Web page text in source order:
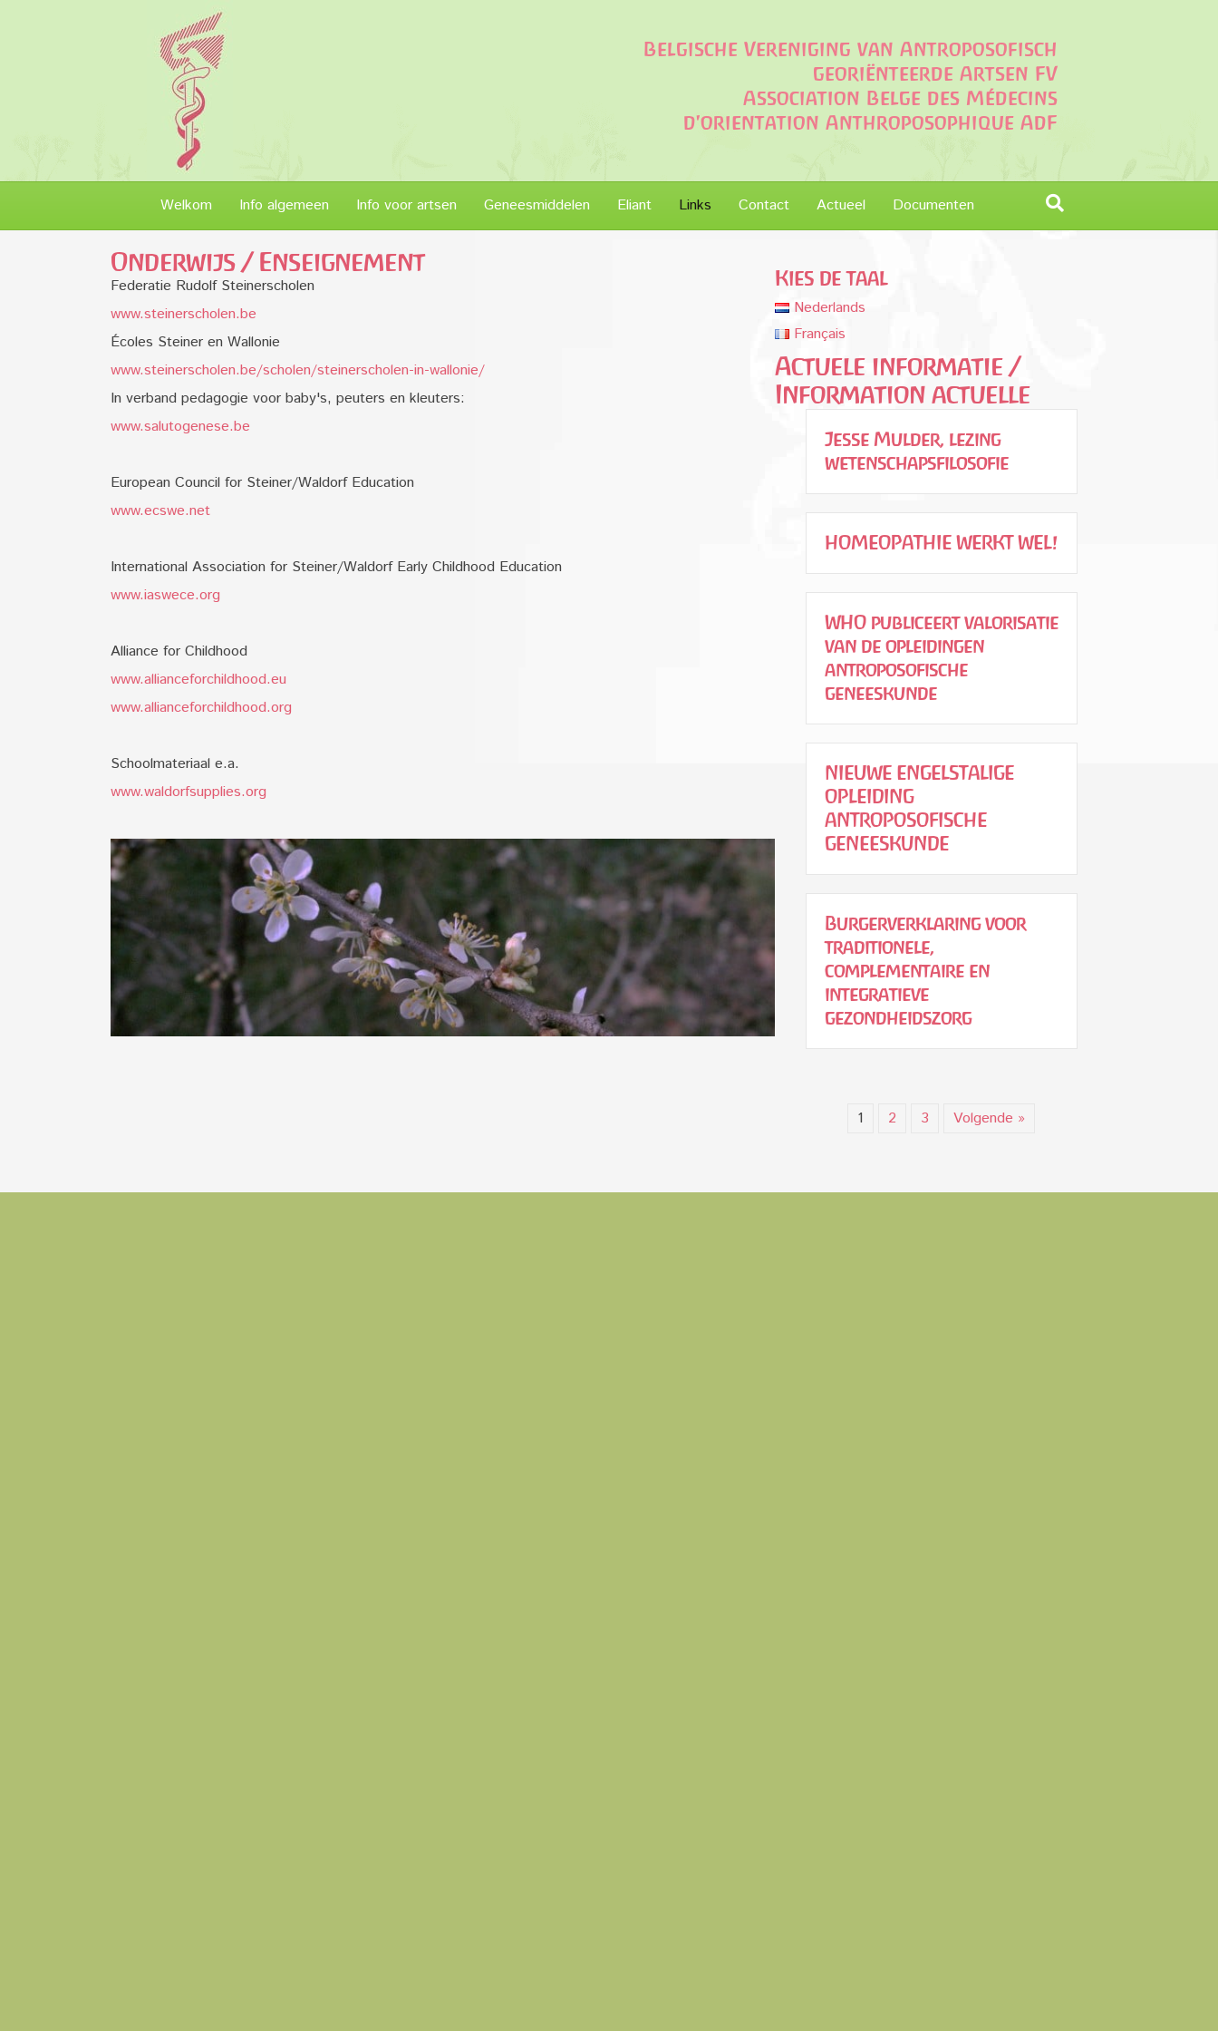
Belgische Vereniging van Antroposofisch
georiënteerde Artsen FV
Association Belge des Médecins
d'orientation Anthroposophique AdF
Welkom Info algemeen Info voor artsen Geneesmiddelen Eliant Links Contact Actueel Documenten
Onderwijs / Enseignement
Federatie Rudolf Steinerscholen
www.steinerscholen.be
Écoles Steiner en Wallonie
www.steinerscholen.be/scholen/steinerscholen-in-wallonie/
In verband pedagogie voor baby's, peuters en kleuters:
www.salutogenese.be
European Council for Steiner/Waldorf Education
www.ecswe.net
International Association for Steiner/Waldorf Early Childhood Education
www.iaswece.org
Alliance for Childhood
www.allianceforchildhood.eu
www.allianceforchildhood.org
Schoolmateriaal e.a.
www.waldorfsupplies.org
Kies de taal
Nederlands
Français
Actuele informatie /
Information actuelle
Jesse Mulder, lezing
wetenschapsfilosofie
HOMEOPATHIE WERKT WEL!
WHO publiceert valorisatie
van de opleidingen
antroposofische
geneeskunde
NIEUWE ENGELSTALIGE
OPLEIDING
ANTROPOSOFISCHE
GENEESKUNDE
Burgerverklaring voor
traditionele,
complementaire en
integratieve
gezondheidszorg
1 2 3 Volgende »